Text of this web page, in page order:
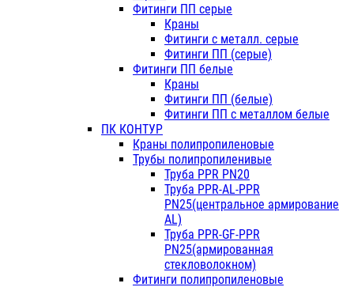
Фитинги ПП серые
Краны
Фитинги с металл. серые
Фитинги ПП (серые)
Фитинги ПП белые
Краны
Фитинги ПП (белые)
Фитинги ПП с металлом белые
ПК КОНТУР
Краны полипропиленовые
Трубы полипропиленивые
Труба PPR PN20
Труба PPR-AL-PPR
PN25(центральное армирование
AL)
Труба PPR-GF-PPR
PN25(армированная
стекловолокном)
Фитинги полипропиленовые